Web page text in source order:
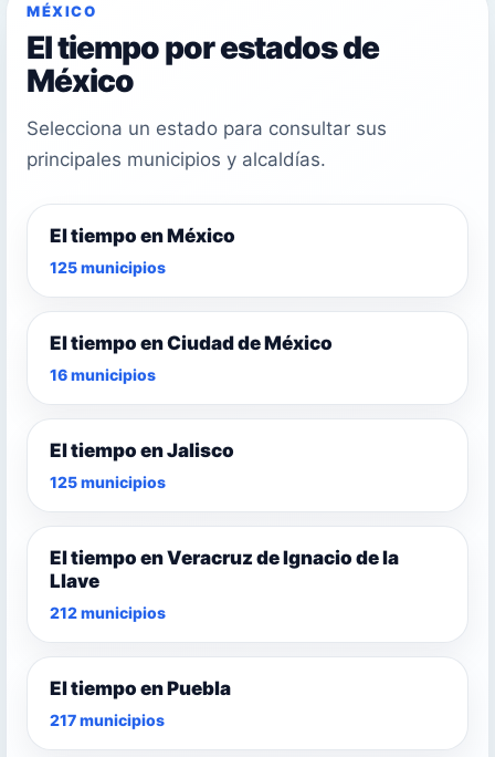
MÉXICO
El tiempo por estados de
México
Selecciona un estado para consultar sus
principales municipios y alcaldías.
El tiempo en México
125 municipios
El tiempo en Ciudad de México
16 municipios
El tiempo en Jalisco
125 municipios
El tiempo en Veracruz de Ignacio de la
Llave
212 municipios
El tiempo en Puebla
217 municipios